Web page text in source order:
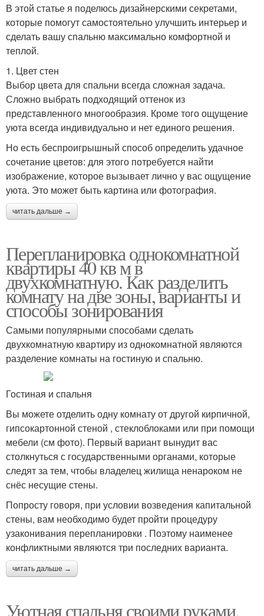
В этой статье я поделюсь дизайнерскими секретами,
которые помогут самостоятельно улучшить интерьер и
сделать вашу спальню максимально комфортной и
теплой.
1. Цвет стен
Выбор цвета для спальни всегда сложная задача.
Сложно выбрать подходящий оттенок из
представленного многообразия. Кроме того ощущение
уюта всегда индивидуально и нет единого решения.
Но есть беспроигрышный способ определить удачное
сочетание цветов: для этого потребуется найти
изображение, которое вызывает лично у вас ощущение
уюта. Это может быть картина или фотография.
читать дальше →
Перепланировка однокомнатной
квартиры 40 кв м в
двухкомнатную. Как разделить
комнату на две зоны, варианты и
способы зонирования
Самыми популярными способами сделать
двухкомнатную квартиру из однокомнатной являются
разделение комнаты на гостиную и спальню.
Гостиная и спальня
Вы можете отделить одну комнату от другой кирпичной,
гипсокартонной стеной , стеклоблоками или при помощи
мебели (см фото). Первый вариант вынудит вас
столкнуться с государственными органами, которые
следят за тем, чтобы владелец жилища ненароком не
снёс несущие стены.
Попросту говоря, при условии возведения капитальной
стены, вам необходимо будет пройти процедуру
узаконивания перепланировки . Поэтому наименее
конфликтными являются три последних варианта.
читать дальше →
Уютная спальня своими руками.